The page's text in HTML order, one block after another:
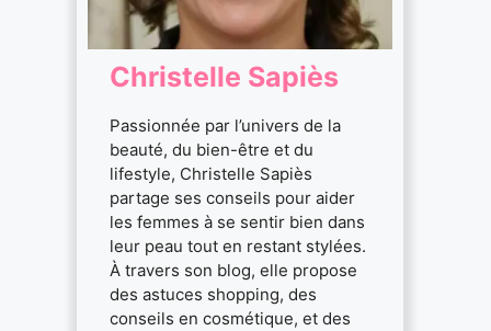
Christelle Sapiès
Passionnée par l’univers de la
beauté, du bien-être et du
lifestyle, Christelle Sapiès
partage ses conseils pour aider
les femmes à se sentir bien dans
leur peau tout en restant stylées.
À travers son blog, elle propose
des astuces shopping, des
conseils en cosmétique, et des